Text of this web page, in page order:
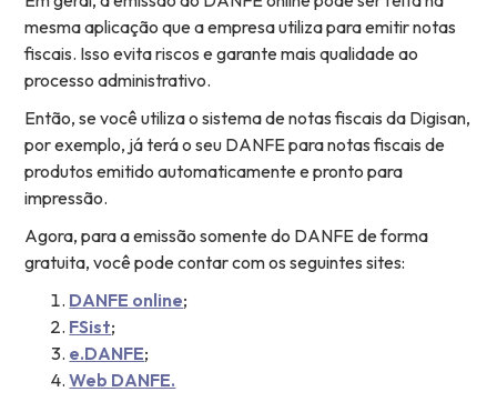
mesma aplicação que a empresa utiliza para emitir notas
fiscais. Isso evita riscos e garante mais qualidade ao
processo administrativo.
Então, se você utiliza o sistema de notas fiscais da Digisan,
por exemplo, já terá o seu DANFE para notas fiscais de
produtos emitido automaticamente e pronto para
impressão.
Agora, para a emissão somente do DANFE de forma
gratuita, você pode contar com os seguintes sites:
DANFE online;
FSist;
e.DANFE;
Web DANFE.